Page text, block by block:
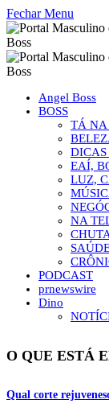
Fechar Menu
Angel Boss
BOSS
TÁ NA
DICAS
EAÍ,
LUZ,
NA
PODCAST
prnewswire
Dino
O QUE ESTÁ
Qual corte